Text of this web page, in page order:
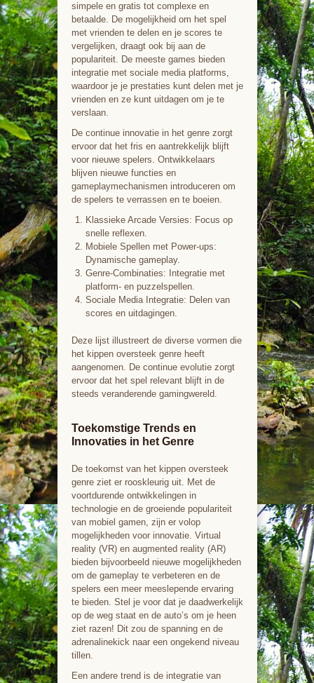
simpele en gratis tot complexe en
betaalde. De mogelijkheid om het spel
met vrienden te delen en je scores te
vergelijken, draagt ook bij aan de
populariteit. De meeste games bieden
integratie met sociale media platforms,
waardoor je je prestaties kunt delen met je
vrienden en ze kunt uitdagen om je te
verslaan.
De continue innovatie in het genre zorgt
ervoor dat het fris en aantrekkelijk blijft
voor nieuwe spelers. Ontwikkelaars
blijven nieuwe functies en
gameplaymechanismen introduceren om
de spelers te verrassen en te boeien.
Klassieke Arcade Versies: Focus op
snelle reflexen.
Mobiele Spellen met Power-ups:
Dynamische gameplay.
Genre-Combinaties: Integratie met
platform- en puzzelspellen.
Sociale Media Integratie: Delen van
scores en uitdagingen.
Deze lijst illustreert de diverse vormen die
het kippen oversteek genre heeft
aangenomen. De continue evolutie zorgt
ervoor dat het spel relevant blijft in de
steeds veranderende gamingwereld.
Toekomstige Trends en
Innovaties in het Genre
De toekomst van het kippen oversteek
genre ziet er rooskleurig uit. Met de
voortdurende ontwikkelingen in
technologie en de groeiende populariteit
van mobiel gamen, zijn er volop
mogelijkheden voor innovatie. Virtual
reality (VR) en augmented reality (AR)
bieden bijvoorbeeld nieuwe mogelijkheden
om de gameplay te verbeteren en de
spelers een meer meeslepende ervaring
te bieden. Stel je voor dat je daadwerkelijk
op de weg staat en de auto’s om je heen
ziet razen! Dit zou de spanning en de
adrenalinekick naar een ongekend niveau
tillen.
Een andere trend is de integratie van